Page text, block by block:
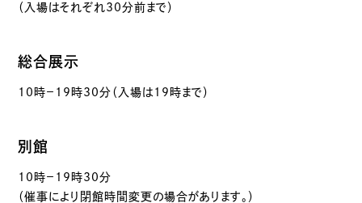
（入場はそれぞれ30分前まで）
総合展示
10時－19時30分（入場は19時まで）
別館
10時－19時30分
（催事により閉館時間変更の場合があります。）